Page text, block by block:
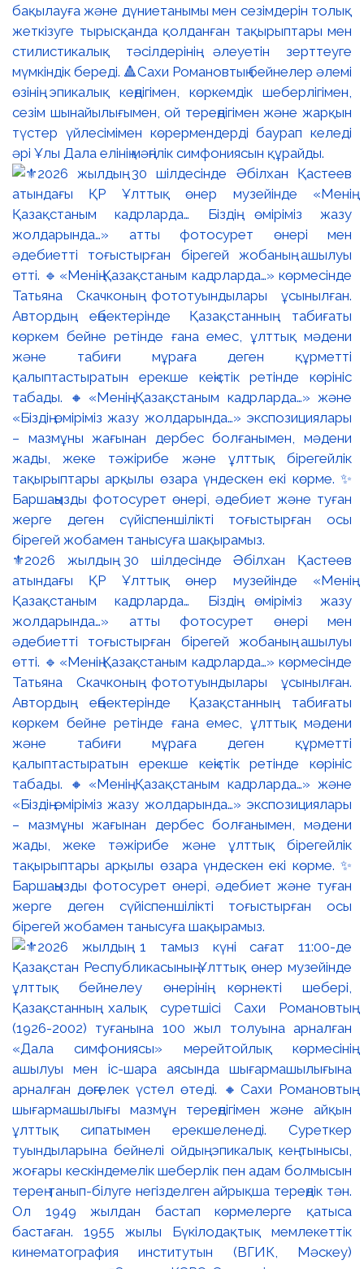
бақылауға және дүниетанымы мен сезімдерін толық
жеткізуге тырысқанда қолданған тақырыптары мен
стилистикалық тәсілдерінің әлеуетін зерттеуге
мүмкіндік береді. 🔺Сахи Романовтың бейнелер әлемі
өзінің эпикалық кеңдігімен, көркемдік шеберлігімен,
сезім шынайылығымен, ой тереңдігімен және жарқын
түстер үйлесімімен көрермендерді баурап келеді
әрі Ұлы Дала елінің мәңгілік симфониясын құрайды.
⚜️2026 жылдың 30 шілдесінде Әбілхан Қастеев
атындағы ҚР Ұлттық өнер музейінде «Менің
Қазақстаным кадрларда… Біздің өміріміз жазу
жолдарында…» атты фотосурет өнері мен
әдебиетті тоғыстырған бірегей жобаның ашылуы
өтті. 🔹«Менің Қазақстаным кадрларда…» көрмесінде
Татьяна Скачконың фототуындылары ұсынылған.
Автордың еңбектерінде Қазақстанның табиғаты
көркем бейне ретінде ғана емес, ұлттық мәдени
және табиғи мұраға деген құрметті
қалыптастыратын ерекше кеңістік ретінде көрініс
табады. 🔸«Менің Қазақстаным кадрларда…» және
«Біздің өміріміз жазу жолдарында…» экспозициялары
– мазмұны жағынан дербес болғанымен, мәдени
жады, жеке тәжірибе және ұлттық бірегейлік
тақырыптары арқылы өзара үндескен екі көрме. ✨
Баршаңызды фотосурет өнері, әдебиет және туған
жерге деген сүйіспеншілікті тоғыстырған осы
бірегей жобамен танысуға шақырамыз.